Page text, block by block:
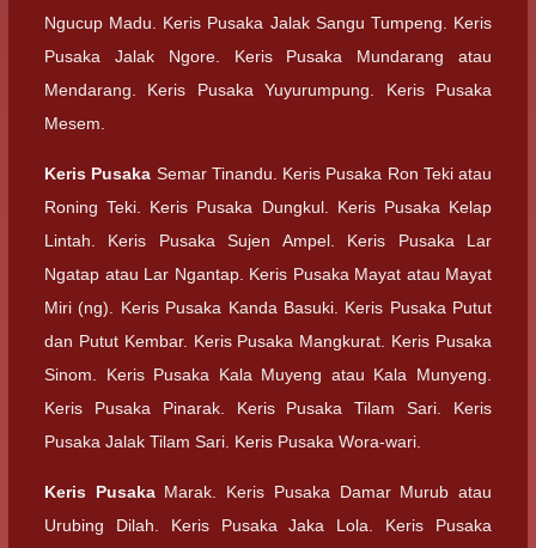
Ngucup Madu. Keris Pusaka Jalak Sangu Tumpeng. Keris
Pusaka Jalak Ngore. Keris Pusaka Mundarang atau
Mendarang. Keris Pusaka Yuyurumpung. Keris Pusaka
Mesem.
Keris Pusaka Semar Tinandu. Keris Pusaka Ron Teki atau
Roning Teki. Keris Pusaka Dungkul. Keris Pusaka Kelap
Lintah. Keris Pusaka Sujen Ampel. Keris Pusaka Lar
Ngatap atau Lar Ngantap. Keris Pusaka Mayat atau Mayat
Miri (ng). Keris Pusaka Kanda Basuki. Keris Pusaka Putut
dan Putut Kembar. Keris Pusaka Mangkurat. Keris Pusaka
Sinom. Keris Pusaka Kala Muyeng atau Kala Munyeng.
Keris Pusaka Pinarak. Keris Pusaka Tilam Sari. Keris
Pusaka Jalak Tilam Sari. Keris Pusaka Wora-wari.
Keris PusakaMarak. Keris Pusaka Damar Murub atau
Urubing Dilah. Keris Pusaka Jaka Lola. Keris Pusaka